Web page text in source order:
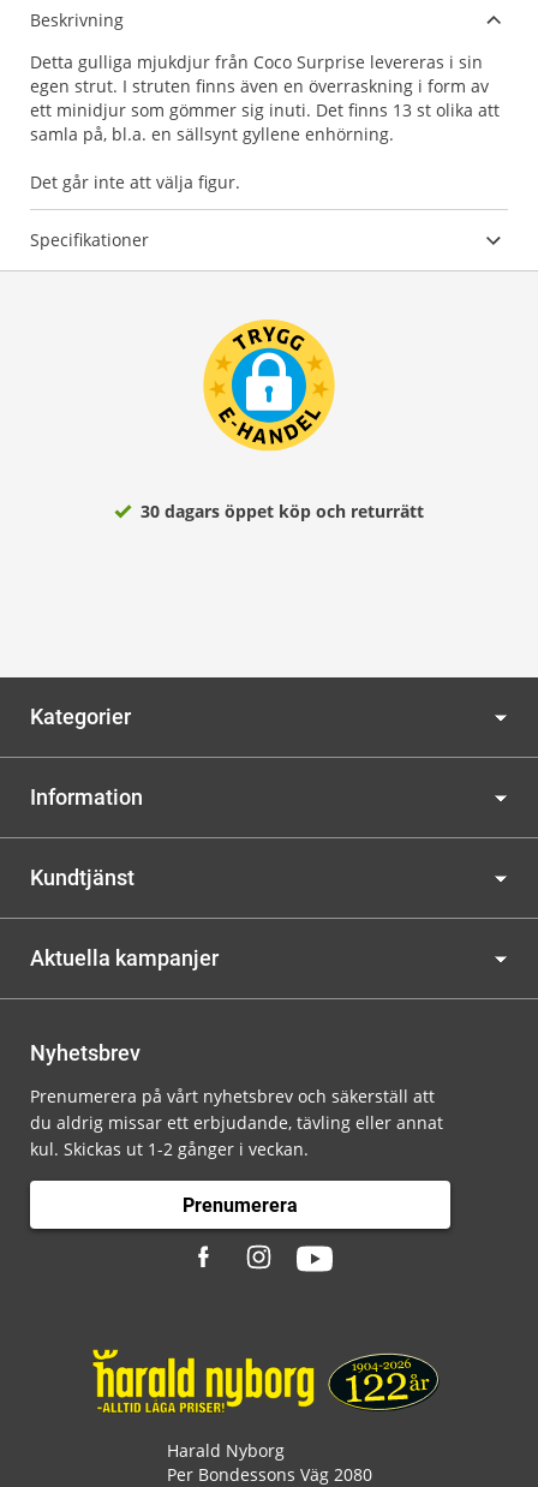
Beskrivning
Detta gulliga mjukdjur från Coco Surprise levereras i sin
egen strut. I struten finns även en överraskning i form av
ett minidjur som gömmer sig inuti. Det finns 13 st olika att
samla på, bl.a. en sällsynt gyllene enhörning.
Det går inte att välja figur.
Specifikationer
30 dagars öppet köp och returrätt
Kategorier
Information
Kundtjänst
Aktuella kampanjer
Nyhetsbrev
Prenumerera på vårt nyhetsbrev och säkerställ att
du aldrig missar ett erbjudande, tävling eller annat
kul. Skickas ut 1-2 gånger i veckan.
Prenumerera
Harald Nyborg
Per Bondessons Väg 2080